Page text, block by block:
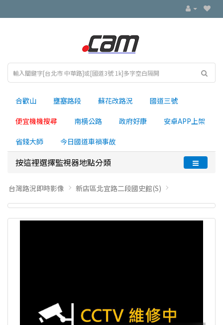
合歡山 壅塞路段 蘇花改路況 國道三號
便宜機機搜尋 南横公路 政府好康 安卓APP上架
省錢大師 今日國道車禍事故
按這裡選擇監視器地點分類
台灣路況即時影像 新店區北宜路二段國史館(S)